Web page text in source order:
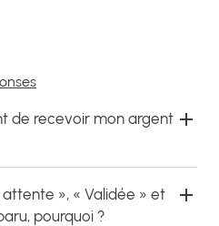
de recevoir mon argent
», « Validée » et
pourquoi ?